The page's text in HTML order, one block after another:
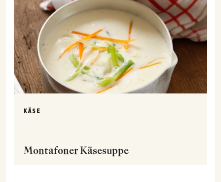
KÄSE
Montafoner Käsesuppe